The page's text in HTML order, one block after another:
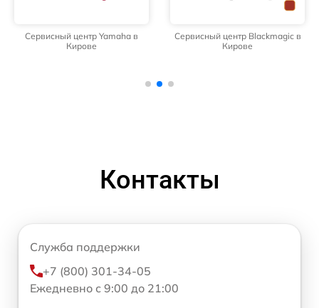
Сервисный центр Yamaha в
Кирове
Сервисный центр Blackmagic в
Кирове
Контакты
Служба поддержки
+7 (800) 301-34-05
Ежедневно с 9:00 до 21:00